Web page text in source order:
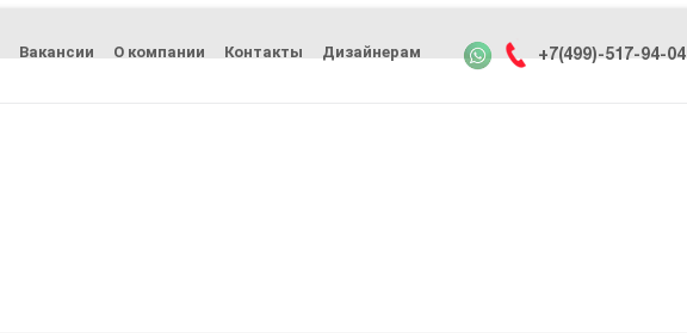
Вакансии О компании Контакты
Дизайнерам
+7(499)-517-94-04